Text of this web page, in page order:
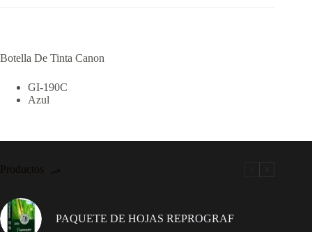
Botella De Tinta Canon
GI-190C
Azul
Productos
PAQUETE DE HOJAS REPROGRAF